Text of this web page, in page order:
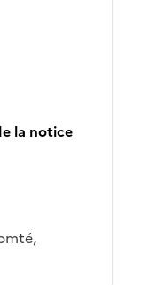
la notice